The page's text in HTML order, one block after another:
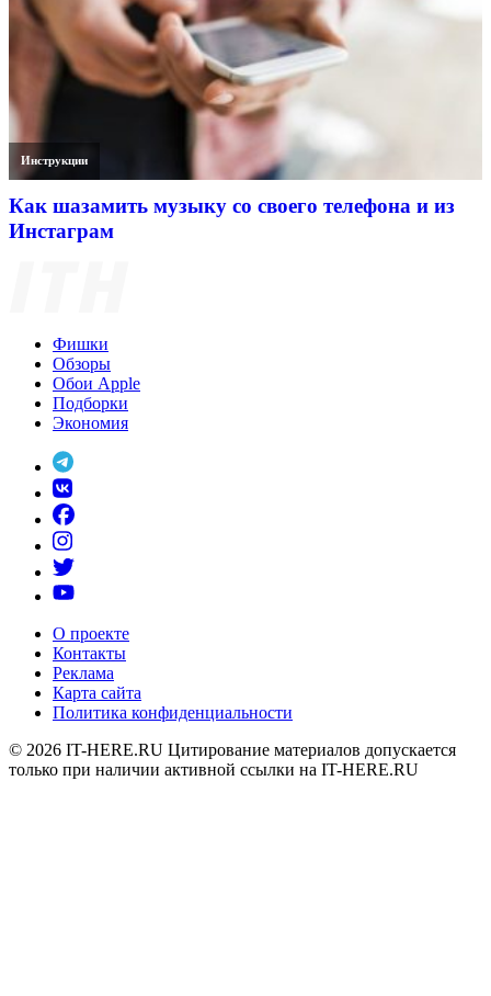
Инструкции
Как шазамить музыку со своего телефона и из
Инстаграм
Фишки
Обзоры
Обои Apple
Подборки
Экономия
О проекте
Контакты
Реклама
Карта сайта
Политика конфиденциальности
© 2026 IT-HERE.RU Цитирование материалов допускается
только при наличии активной ссылки на IT-HERE.RU